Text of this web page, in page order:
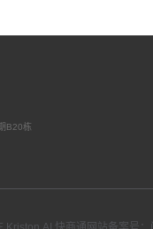
B20栋